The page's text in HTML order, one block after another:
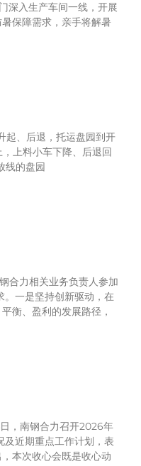
深入生产车间一线，开展
保障需求，亲手将解暑
起、后退，托运盘园到开
上料小车下降、后退回
线的盘园
合力相关业务负责人参加
一是坚持创新驱动，在
衡、盈利的发展路径，
，南钢合力召开2026年
近期重点工作计划，表
本次收心会既是收心动